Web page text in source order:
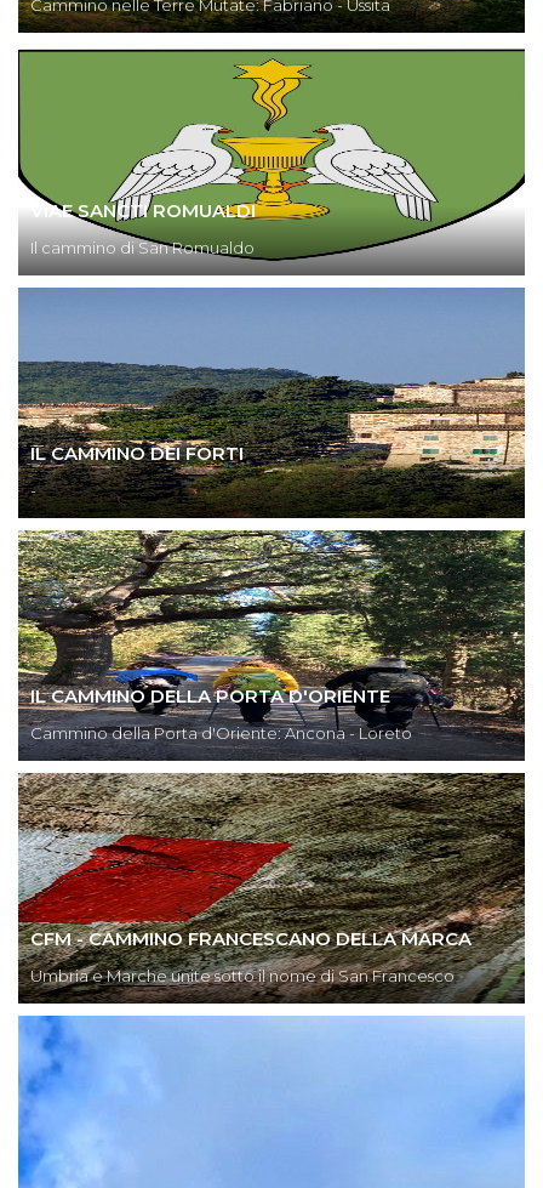
Cammino nelle Terre Mutate: Fabriano - Ussita
VIAE SANCTI ROMUALDI
Il cammino di San Romualdo
IL CAMMINO DEI FORTI
-
IL CAMMINO DELLA PORTA D'ORIENTE
Cammino della Porta d'Oriente: Ancona - Loreto
CFM - CAMMINO FRANCESCANO DELLA MARCA
Umbria e Marche unite sotto il nome di San Francesco